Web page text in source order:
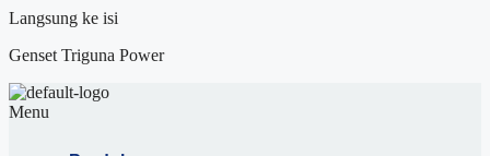
Langsung ke isi
Genset Triguna Power
Menu